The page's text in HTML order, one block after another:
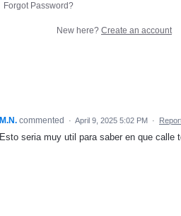
Forgot Password?
New here? Create an account
M.N. commented · April 9, 2025 5:02 PM ·
Esto seria muy util para saber en que calle